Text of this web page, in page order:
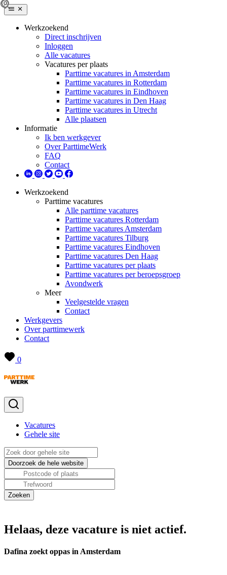
Werkzoekend
Direct inschrijven
Inloggen
Alle vacatures
Vacatures per plaats
Parttime vacatures in Amsterdam
Parttime vacatures in Rotterdam
Parttime vacatures in Eindhoven
Parttime vacatures in Den Haag
Parttime vacatures in Utrecht
Alle plaatsen
Informatie
Ik ben werkgever
Over ParttimeWerk
FAQ
Contact
Werkzoekend
Parttime vacatures
Alle parttime vacatures
Parttime vacatures Rotterdam
Parttime vacatures Amsterdam
Parttime vacatures Tilburg
Parttime vacatures Eindhoven
Parttime vacatures Den Haag
Parttime vacatures per plaats
Parttime vacatures per beroepsgroep
Avondwerk
Meer
Veelgestelde vragen
Contact
Werkgevers
Over parttimewerk
Contact
0
Vacatures
Gehele site
Helaas, deze vacature is niet actief.
Dafina zoekt oppas in Amsterdam